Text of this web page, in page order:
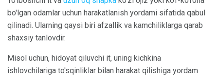
bo'lgan odamlar uchun harakatlanish yordami sifatida qabul
qilinadi. Ularning qaysi biri afzallik va kamchiliklarga qarab
shaxsiy tanlovdir.
Misol uchun, hidoyat qiluvchi it, uning kichkina
ishlovchilariga to'sqinliklar bilan harakat qilishiga yordam